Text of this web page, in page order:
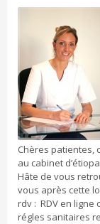
Chères patientes,
au cabinet
Hâte de vous
vous après cette
rdv : RDV en ligne
régles sanitaires